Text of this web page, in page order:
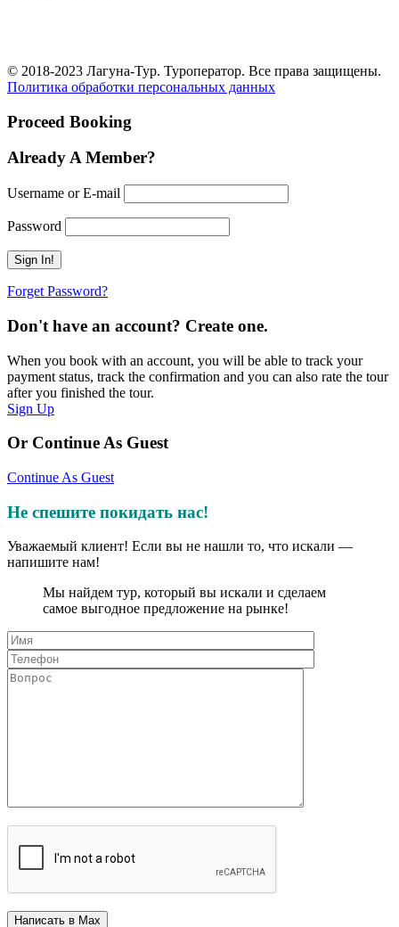
© 2018-2023 Лагуна-Тур. Туроператор. Все права защищены.
Политика обработки персональных данных
Proceed Booking
Already A Member?
Username or E-mail
Password
Forget Password?
Don't have an account? Create one.
When you book with an account, you will be able to track your
payment status, track the confirmation and you can also rate the tour
after you finished the tour.
Sign Up
Or Continue As Guest
Continue As Guest
Не спешите покидать нас!
Уважаемый клиент! Если вы не нашли то, что искали —
напишите нам!
Мы найдем тур, который вы искали и сделаем
самое выгодное предложение на рынке!